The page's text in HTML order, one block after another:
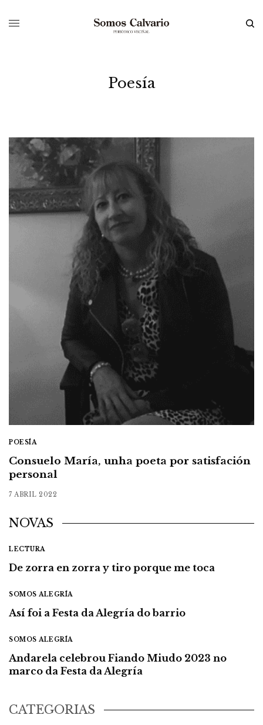
Poesía
POESÍA
Consuelo María, unha poeta por satisfación
personal
7 ABRIL 2022
NOVAS
LECTURA
De zorra en zorra y tiro porque me toca
SOMOS ALEGRÍA
Así foi a Festa da Alegría do barrio
SOMOS ALEGRÍA
Andarela celebrou Fiando Miudo 2023 no
marco da Festa da Alegría
CATEGORÍAS